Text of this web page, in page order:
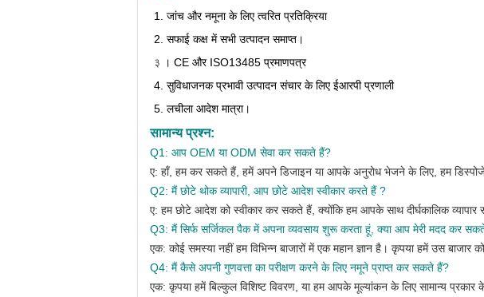
1. जांच और नमूना के लिए त्वरित प्रतिक्रिया
2. सफाई कक्ष में सभी उत्पादन समाप्त।
३
। CE और ISO13485 प्रमाणपत्र
4. सुविधाजनक प्रभावी उत्पादन संचार के लिए ईआरपी प्रणाली
5. लचीला आदेश मात्रा।
सामान्य प्रश्न:
Q1: आप OEM या ODM सेवा कर सकते हैं?
ए: हाँ, हम कर सकते हैं, हमें अपने डिजाइन या आपके अनुरोध भेजने के लिए, हम
Q2: मैं छोटे थोक व्यापारी, आप छोटे आदेश स्वीकार करते हैं ?
ए: हम छोटे आदेश को स्वीकार कर सकते हैं, क्योंकि हम आपके साथ दीर्घकालिक व्यापार
Q3: मैं सिर्फ सर्जिकल पैक में अपना व्यवसाय शुरू करता हूं, क्या आप मेरी मदद कर
एक: कोई समस्या नहीं हम विभिन्न बाजारों में एक महान ज्ञान है। कृपया हमें उस
Q4: मैं कैसे अपनी गुणवत्ता का परीक्षण करने के लिए नमूने प्राप्त कर सकते हैं?
एक: कृपया हमें बिल्कुल विशिष्ट विवरण, या हम आपके मूल्यांकन के लिए सामान्य